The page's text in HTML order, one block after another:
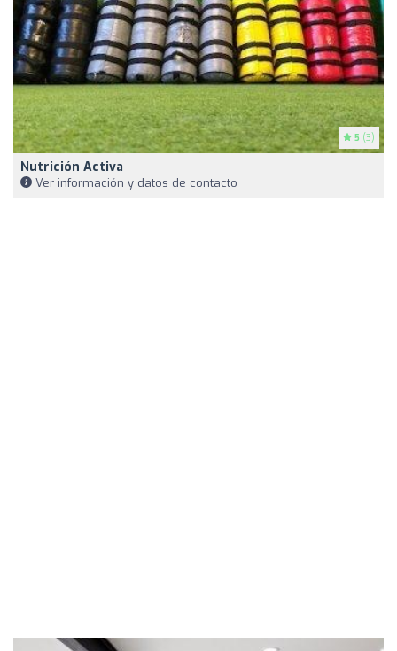
5 (3)
Nutrición Activa
Ver información y datos de contacto